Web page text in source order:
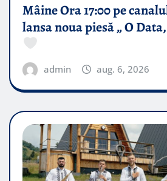
Mâine Ora 17:00 pe
lansa noua piesă „ O
admin aug. 6, 2026